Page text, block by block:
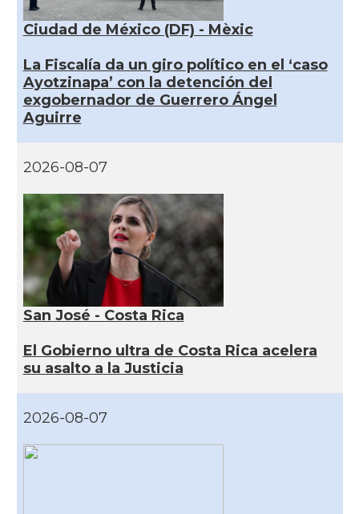
Ciudad de México (DF) - Mèxic
La Fiscalía da un giro político en el ‘caso
Ayotzinapa’ con la detención del
exgobernador de Guerrero Ángel
Aguirre
2026-08-07
San José - Costa Rica
El Gobierno ultra de Costa Rica acelera
su asalto a la Justicia
2026-08-07